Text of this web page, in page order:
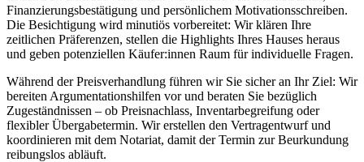
Finanzierungsbestätigung und persönlichem Motivationsschreiben.
Die Besichtigung wird minutiös vorbereitet: Wir klären Ihre
zeitlichen Präferenzen, stellen die Highlights Ihres Hauses heraus
und geben potenziellen Käufer:innen Raum für individuelle Fragen.
Während der Preisverhandlung führen wir Sie sicher an Ihr Ziel: Wir
bereiten Argumentationshilfen vor und beraten Sie bezüglich
Zugeständnissen – ob Preisnachlass, Inventarbegreifung oder
flexibler Übergabetermin. Wir erstellen den Vertragentwurf und
koordinieren mit dem Notariat, damit der Termin zur Beurkundung
reibungslos abläuft.